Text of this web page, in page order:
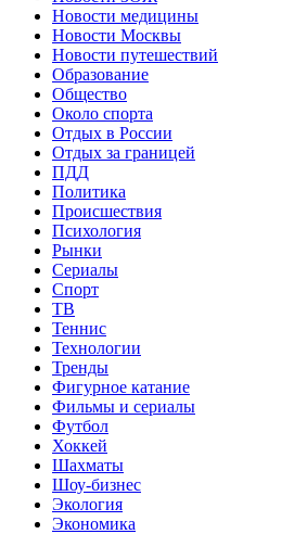
Новости медицины
Новости Москвы
Новости путешествий
Образование
Общество
Около спорта
Отдых в России
Отдых за границей
ПДД
Политика
Происшествия
Психология
Рынки
Сериалы
Спорт
ТВ
Теннис
Технологии
Тренды
Фигурное катание
Фильмы и сериалы
Футбол
Хоккей
Шахматы
Шоу-бизнес
Экология
Экономика